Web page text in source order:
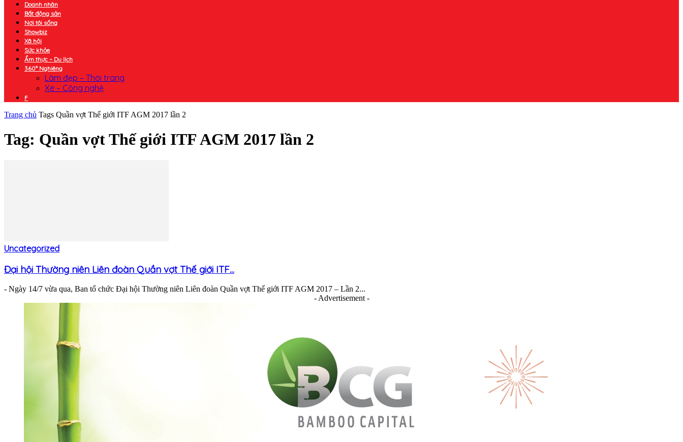
Doanh nhân
Bất động sản
Nơi tôi sống
Showbiz
Xã hội
Sức khỏe
Ẩm thực – Du lịch
360° Nghiêng
Làm đẹp – Thời trang
Xe – Công nghệ
F
Trang chủ Tags Quần vợt Thế giới ITF AGM 2017 lần 2
Tag: Quần vợt Thế giới ITF AGM 2017 lần 2
Uncategorized
Đại hội Thường niên Liên đoàn Quần vợt Thế giới ITF...
- Ngày 14/7 vừa qua, Ban tổ chức Đại hội Thường niên Liên đoàn Quần vợt Thế giới ITF AGM 2017 – Lần 2...
- Advertisement -